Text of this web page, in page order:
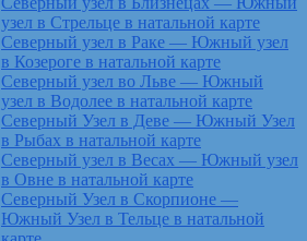
узел в Стрельце в натальной карте
Северный узел в Раке — Южный узел
в Козероге в натальной карте
Северный узел во Льве — Южный
узел в Водолее в натальной карте
Северный Узел в Деве — Южный Узел
в Рыбах в натальной карте
Северный узел в Весах — Южный узел
в Овне в натальной карте
Северный Узел в Скорпионе —
Южный Узел в Тельце в натальной